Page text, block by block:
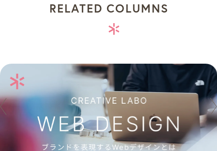
RELATED COLUMNS